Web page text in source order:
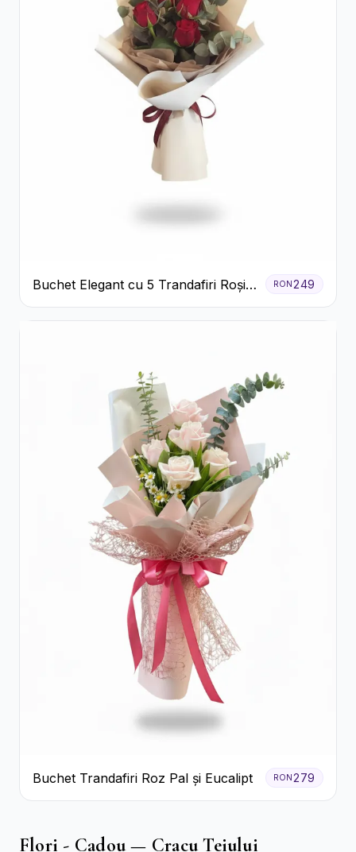
Buchet Elegant cu 5 Trandafiri Roșii
și Eucalipt
RON 249
Buchet Trandafiri Roz Pal și Eucalipt RON 279
Flori - Cadou — Cracu Teiului